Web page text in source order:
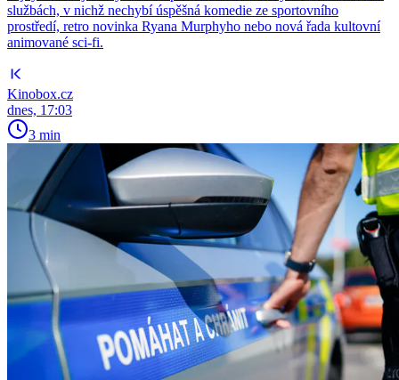
službách, v nichž nechybí úspěšná komedie ze sportovního
prostředí, retro novinka Ryana Murphyho nebo nová řada kultovní
animované sci-fi.
Kinobox.cz
dnes, 17:03
3 min